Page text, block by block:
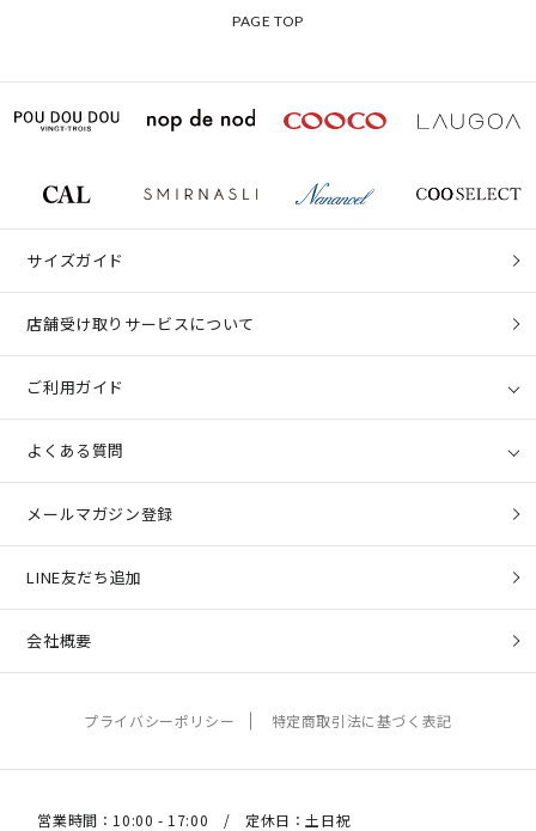
PAGE TOP
サイズガイド
店舗受け取りサービスについて
ご利用ガイド
よくある質問
メールマガジン登録
LINE友だち追加
会社概要
プライバシーポリシー 特定商取引法に基づく表記
営業時間：10:00 - 17:00 / 定休日：土日祝